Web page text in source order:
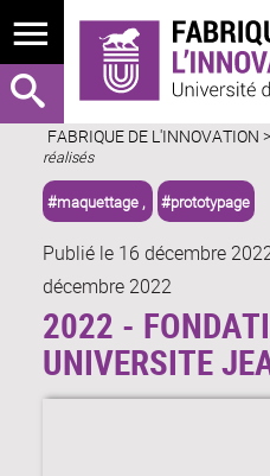
FABRIQUE DE L'INNOVATION >
réalisés
#maquettage , #prototypage
Publié le 16 décembre
décembre 2022
2022 -
UNIVERSITE